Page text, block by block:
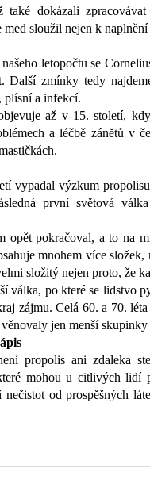
také dokázali
sloužil nejen k
letopočtu se
Další zmínky tedy
plísní a infekcí.
až v 15. století,
a léčbě zánětů v
vypadal výzkum
první světová
opět pokračoval, a to na
mnohem více složek,
složitý nejen proto, že
válka, po které se lidstvo
zájmu. Celá 60. a 70.
jen menší
propolis ani zdaleka
mohou u citlivých lidí
nečistot od prospěšných